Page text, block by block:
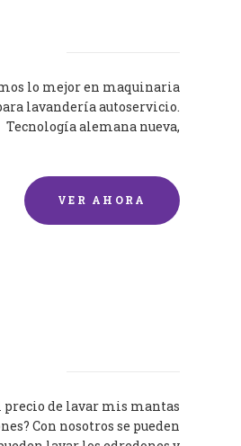
lo mejor en maquinaria
lavandería autoservicio.
Tecnología alemana nueva,
VER AHORA
precio de lavar mis mantas
Con nosotros se pueden